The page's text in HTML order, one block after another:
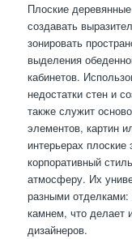
Плоские
создавать
зонировать
выделения
кабинетов.
недостатки стен и
также служит
элементов, картин
интерьерах
корпоративный
атмосферу. Их
разными отделками:
камнем, что делает
дизайнеров.